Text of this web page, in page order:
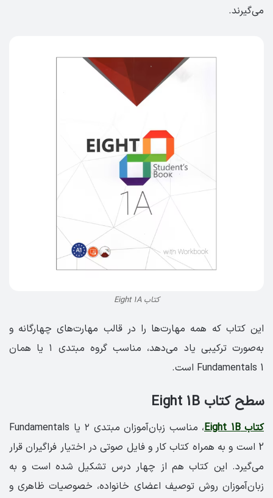
می‌گیرند.
کتاب Eight 1A
این کتاب که همه مهارت‌ها را در قالب مهارت‌های چهارگانه و
به‌صورت ترکیبی یاد می‌دهد، مناسب گروه مبتدی ۱ یا همان
Fundamentals 1 است.
سطح کتاب Eight 1B
کتاب Eight 1B
، مناسب زبان‌آموزان مبتدی ۲ یا Fundamentals
2 است و به همراه کتاب کار و فایل صوتی در اختیار فراگیران قرار
می‌گیرد. این کتاب هم از چهار درس تشکیل شده است و به
زبان‌آموزان روش توصیف اعضای خانواده، خصوصیات ظاهری و